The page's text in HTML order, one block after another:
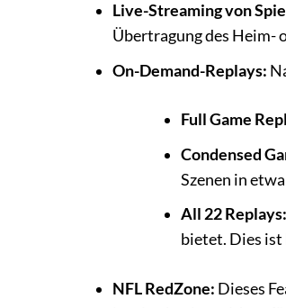
Live-Streaming von
Übertragung des Heim-
On-Demand-Replays:
Full Game
Condensed
Szenen in
All 22 Replays:
bietet. Dies ist
NFL RedZone: Dieses